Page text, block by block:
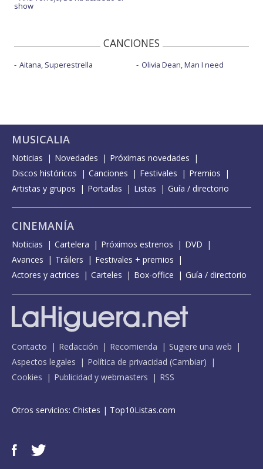
show
CANCIONES
Aitana, Superestrella Olivia Dean, Man I need
MUSICALIA
Noticias Novedades
Próximas novedades
Discos históricos
Canciones Festivales
Premios
Artistas y grupos
Portadas Listas Guía / directorio
CINEMANÍA
Noticias Cartelera Próximos estrenos
DVD
Avances
Tráilers
Festivales + premios
Actores y actrices
Carteles Box-office Guía / directorio
Contacto Redacción Recomienda
Sugiere una web
Aspectos legales
Política de privacidad (Cambiar)
Cookies
Publicidad y webmasters RSS
Otros servicios: Chistes | Top10Listas.com